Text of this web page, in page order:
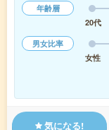
年齢層
20代
男女比率
女性
気になる!